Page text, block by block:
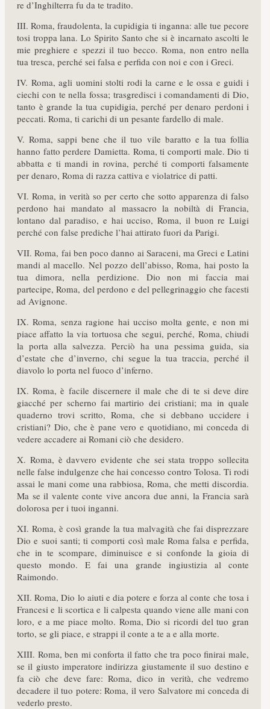
re d’Inghilterra fu da te tradito.
III. Roma, fraudolenta, la cupidigia ti inganna: alle tue pecore
tosi troppa lana. Lo Spirito Santo che si è incarnato ascolti le
mie preghiere e spezzi il tuo becco. Roma, non entro nella
tua tresca, perché sei falsa e perfida con noi e con i Greci.
IV. Roma, agli uomini stolti rodi la carne e le ossa e guidi i
ciechi con te nella fossa; trasgredisci i comandamenti di Dio,
tanto è grande la tua cupidigia, perché per denaro perdoni i
peccati. Roma, ti carichi di un pesante fardello di male.
V. Roma, sappi bene che il tuo vile baratto e la tua follia
hanno fatto perdere Damietta. Roma, ti comporti male. Dio ti
abbatta e ti mandi in rovina, perché ti comporti falsamente
per denaro, Roma di razza cattiva e violatrice di patti.
VI. Roma, in verità so per certo che sotto apparenza di falso
perdono hai mandato al massacro la nobiltà di Francia,
lontano dal paradiso, e hai ucciso, Roma, il buon re Luigi
perché con false prediche l’hai attirato fuori da Parigi.
VII. Roma, fai ben poco danno ai Saraceni, ma Greci e Latini
mandi al macello. Nel pozzo dell’abisso, Roma, hai posto la
tua dimora, nella perdizione. Dio non mi faccia mai
partecipe, Roma, del perdono e del pellegrinaggio che facesti
ad Avignone.
IX. Roma, senza ragione hai ucciso molta gente, e non mi
piace affatto la via tortuosa che segui, perché, Roma, chiudi
la porta alla salvezza. Perciò ha una pessima guida, sia
d’estate che d’inverno, chi segue la tua traccia, perché il
diavolo lo porta nel fuoco d’inferno.
IX. Roma, è facile discernere il male che di te si deve dire
giacché per scherno fai martirio dei cristiani; ma in quale
quaderno trovi scritto, Roma, che si debbano uccidere i
cristiani? Dio, che è pane vero e quotidiano, mi conceda di
vedere accadere ai Romani ciò che desidero.
X. Roma, è davvero evidente che sei stata troppo sollecita
nelle false indulgenze che hai concesso contro Tolosa. Ti rodi
assai le mani come una rabbiosa, Roma, che metti discordia.
Ma se il valente conte vive ancora due anni, la Francia sarà
dolorosa per i tuoi inganni.
XI. Roma, è così grande la tua malvagità che fai disprezzare
Dio e suoi santi; ti comporti così male Roma falsa e perfida,
che in te scompare, diminuisce e si confonde la gioia di
questo mondo. E fai una grande ingiustizia al conte
Raimondo.
XII. Roma, Dio lo aiuti e dia potere e forza al conte che tosa i
Francesi e li scortica e li calpesta quando viene alle mani con
loro, e a me piace molto. Roma, Dio si ricordi del tuo gran
torto, se gli piace, e strappi il conte a te a e alla morte.
XIII. Roma, ben mi conforta il fatto che tra poco finirai male,
se il giusto imperatore indirizza giustamente il suo destino e
fa ciò che deve fare: Roma, dico in verità, che vedremo
decadere il tuo potere: Roma, il vero Salvatore mi conceda di
vederlo presto.